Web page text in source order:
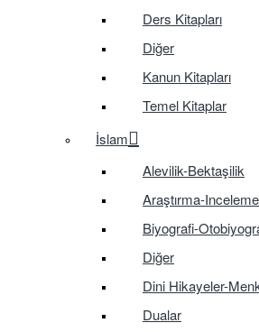
Ders Kitapları
Diğer
Kanun Kitapları
Temel Kitaplar
İslam
Alevilik-Bektaşilik
Araştırma-Inceleme
Biyografi-
Diğer
Dini Hikayeler-
Dualar